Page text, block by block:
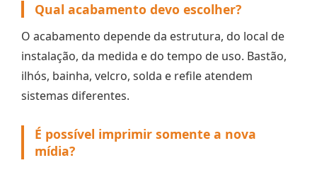
Qual acabamento devo escolher?
O acabamento depende da estrutura, do local de
instalação, da medida e do tempo de uso. Bastão,
ilhós, bainha, velcro, solda e refile atendem
sistemas diferentes.
É possível imprimir somente a nova
mídia?